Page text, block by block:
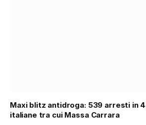
Maxi blitz antidroga: 539 arresti in
italiane tra cui Massa Carrara